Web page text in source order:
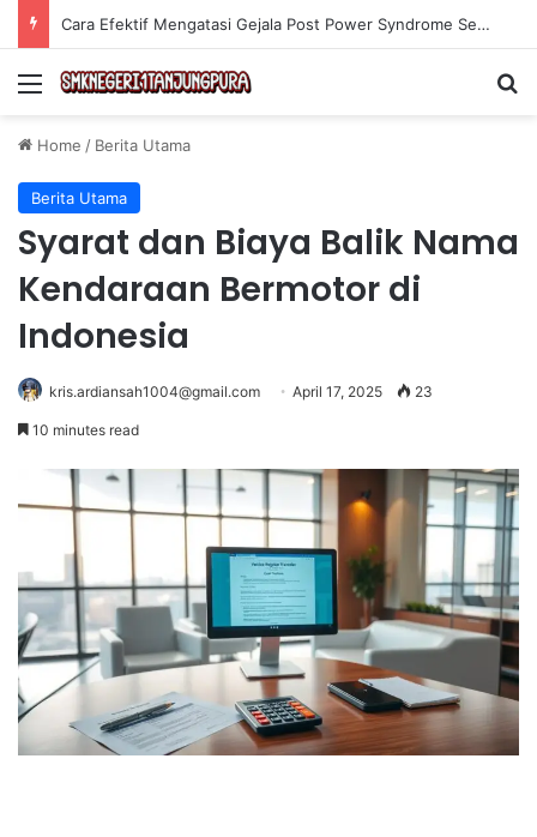
Cara Efektif Mengatasi Gejala Post Power Syndrome Setelah Pensiun Kerja
Menu
Home / Berita Utama
Berita Utama
Syarat dan Biaya Balik Nama
Kendaraan Bermotor di
Indonesia
kris.ardiansah1004@gmail.com April 17, 2025 23
10 minutes read